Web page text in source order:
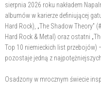
sierpnia 2026 roku nakładem
albumów w karierze definiującej
Hard Rock), „The Shadow Theory”
Hard Rock & Metal) oraz ostatni
Top 10 niemieckich list przebojów)
pozostaje jedną z
Osadzony w mrocznym świecie